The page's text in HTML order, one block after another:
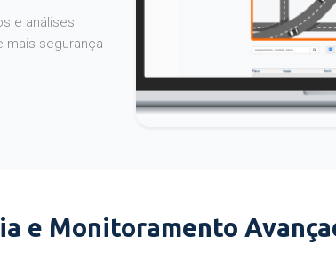
e análises
segurança
e Monitoramento